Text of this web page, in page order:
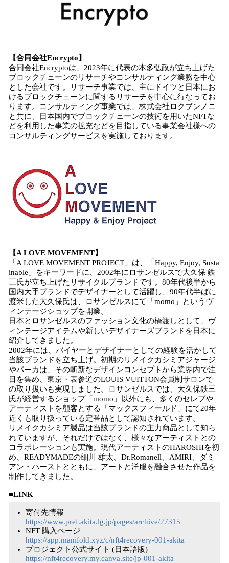
【合同会社Encrypto】
合同会社Encryptoは、2023年に代表の本多弘政が立ち上げた
ブロックチェーンのリサーチやコンサルティング業務を中心
とした会社です。リサーチ事業では、主にドイツと日本にお
けるブロックチェーンに関するリサーチを中心に行なってお
ります。コンサルティング事業では、株式会社ロクブンノニ
と共に、日本国内でブロックチェーンの技術を用いたNFTな
どを利用した事業の拡充などを目指している事業会社様への
コンサルティングサービスを実施しております。
【A LOVE MOVEMENT】
「A LOVE MOVEMENT PROJECT」は、「Happy, Enjoy, Susta
inable」をキーワードに、2002年にロサンゼルスで大久保 鉄
三氏が立ち上げたリサイクルブランドです。80年代後半から
国内大手ブランドでデザイナーとして活躍し、90年代半ばに
渡米した大久保氏は、ロサンゼルスにて「momo」というヴ
ィンテージショップを開業。
日本とロサンゼルスのファッション文化の橋渡しとして、ヴ
ィンテージアイテムや新しいデザイナーズブランドを日本に
紹介してきました。
2002年には、バイヤーとデザイナーとしての経験を活かして
当該ブランドを立ち上げ。初期のリメイクカシミアジャージ
やパーカは、その斬新なデザインコンセプトから業界内で注
目を集め、東京・表参道のLOUIS VUITTON会員制サロンで
の取り扱いも実現しました。ロサンゼルスでは、大久保鉄三
氏が経営するショップ「momo」以外にも、多くのセレブや
アーティストを顧客とする「マックスフィールド」にて20年
近くも取り扱っている定番品として認知されています。
リメイクカシミア製品は当該ブランドの主力商品として知ら
れていますが、それだけではなく、様々なアーティストとの
コラボレーションも実施。現代アーティストのHAROSHIを初
め、READYMADEの細川 雄太、Dr.Romanell、AMIRI、ダミ
アン・ハーストとともに、アートと洋服を融合させた作品を
制作してきました。
■LINK
寄付先情報
https://www.pref.akita.lg.jp/pages/archive/27315
NFT 購入ページ
https://app.manifold.xyz/c/nft4recovery-001-akita
プロジェクト公式サイト (日本語版)
https://nft4recovery.my.canva.site/jp-001-akita